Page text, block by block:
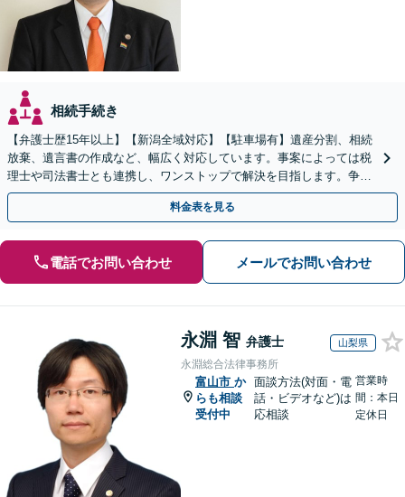
相続手続き
【弁護士歴15年以上】【新潟全域対応】【駐車場有】遺産分割、相続
放棄、遺言書の作成など、幅広く対応しています。事案によっては税
理士や司法書士とも連携し、ワンストップで解決を目指します。争い
を防ぐためにもぜひご相談ください。【分割払い可】
料金表を見る
電話でお問い合わせ メールでお問い合わせ
永淵 智 弁護士 山梨県
永淵総合法律事務所
富山市 か
らも相談
受付中
面談方法(対面・電
話・ビデオなど)は
応相談
営業時
間：本日
定休日